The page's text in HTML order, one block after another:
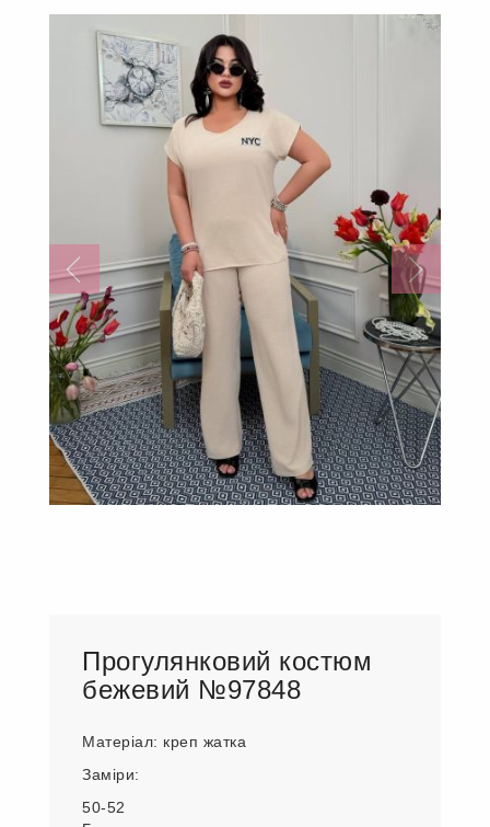
Прогулянковий костюм
бежевий №97848
Матеріал: креп жатка
Заміри:
50-52